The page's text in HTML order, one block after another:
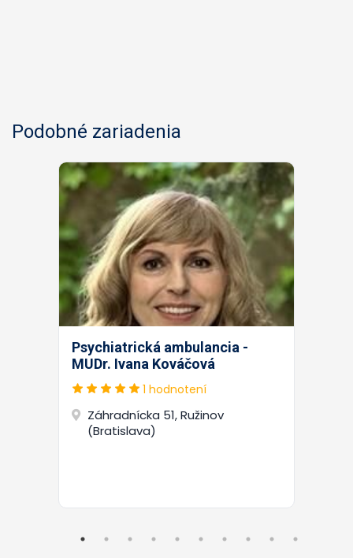
Podobné zariadenia
Psychiatrická ambulancia -
MUDr. Ivana Kováčová
1 hodnotení
Záhradnícka 51, Ružinov
(Bratislava)